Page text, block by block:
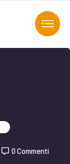
0 Commenti